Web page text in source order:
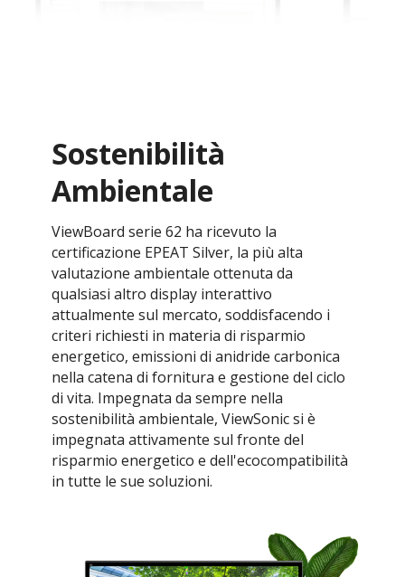
Sostenibilità
Ambientale
​ViewBoard serie 62 ha ricevuto la
certificazione EPEAT Silver, la più alta
valutazione ambientale ottenuta da
qualsiasi altro display interattivo
attualmente sul mercato, soddisfacendo i
criteri richiesti in materia di risparmio
energetico, emissioni di anidride carbonica
nella catena di fornitura e gestione del ciclo
di vita. Impegnata da sempre nella
sostenibilità ambientale, ViewSonic si è
impegnata attivamente sul fronte del
risparmio energetico e dell'ecocompatibilità
in tutte le sue soluzioni.